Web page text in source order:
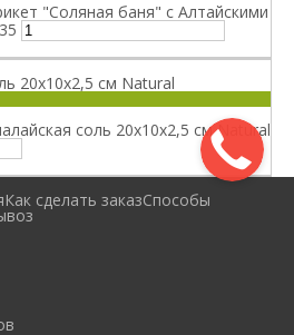
"Соляная баня" с Алтайскими
20х10х2,5 см Natural
соль 20х10х2,5 см Natural
Как сделать заказСпособы